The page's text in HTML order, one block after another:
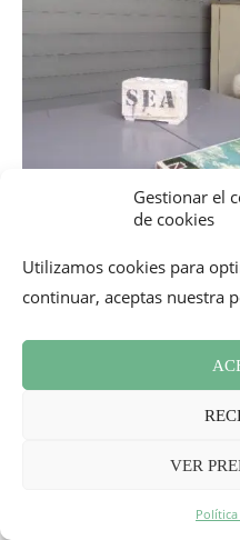
Gestionar el
de cookies
Utilizamos cookies para
continuar, aceptas nuestra
VER
38 Rue Joffre,
85 € por